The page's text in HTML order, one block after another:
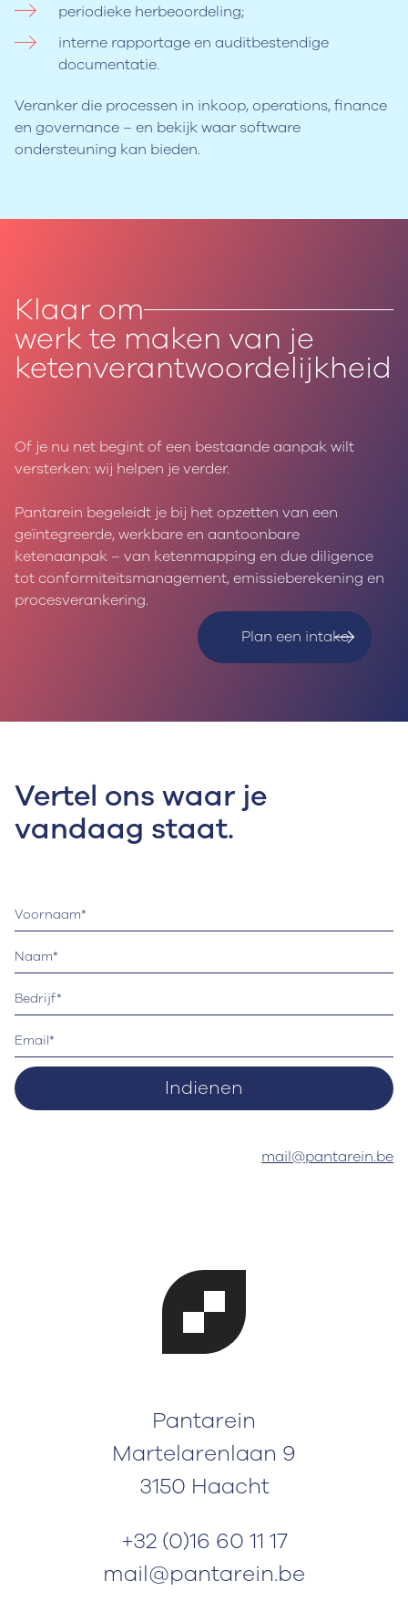
periodieke herbeoordeling;
interne rapportage en auditbestendige
documentatie.
Veranker die processen in inkoop, operations, finance
en governance – en bekijk waar software
ondersteuning kan bieden.
Klaar om
werk te maken van je
ketenverantwoordelijkheid
Of je nu net begint of een bestaande aanpak wilt
versterken: wij helpen je verder.
Pantarein begeleidt je bij het opzetten van een
geïntegreerde, werkbare en aantoonbare
ketenaanpak – van ketenmapping en due diligence
tot conformiteitsmanagement, emissieberekening en
procesverankering.
Plan een intake
Vertel ons waar je
vandaag staat.
mail@pantarein.be
Pantarein
Martelarenlaan 9
3150 Haacht
+32 (0)16 60 11 17
mail@pantarein.be